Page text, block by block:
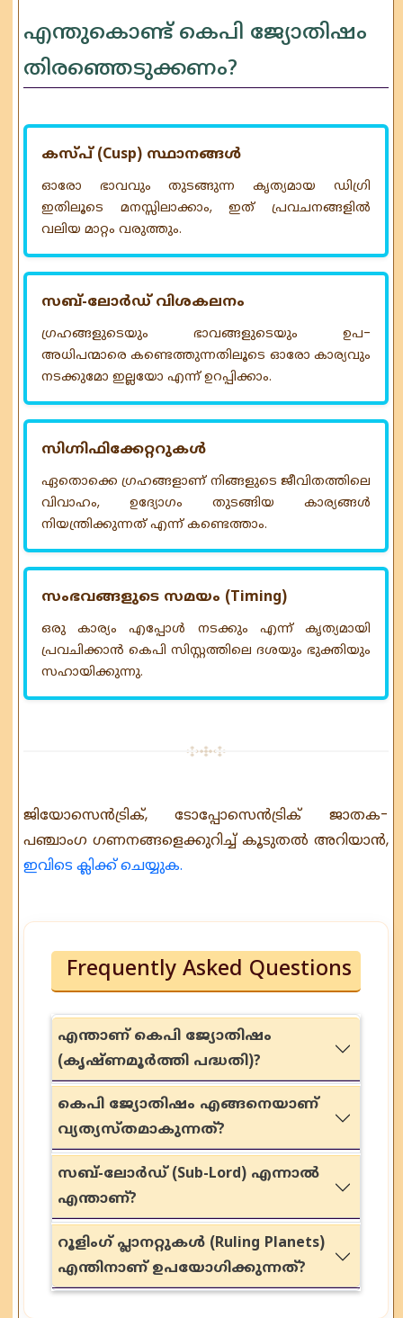
എന്തുകൊണ്ട് കെപി ജ്യോതിഷം
തിരഞ്ഞെടുക്കണം?
കസ്പ് (Cusp) സ്ഥാനങ്ങൾ
ഓരോ ഭാവവും തുടങ്ങുന്ന കൃത്യമായ ഡിഗ്രി
ഇതിലൂടെ മനസ്സിലാക്കാം, ഇത് പ്രവചനങ്ങളിൽ
വലിയ മാറ്റം വരുത്തും.
സബ്-ലോർഡ് വിശകലനം
ഗ്രഹങ്ങളുടെയും ഭാവങ്ങളുടെയും ഉപ-
അധിപന്മാരെ കണ്ടെത്തുന്നതിലൂടെ ഓരോ കാര്യവും
നടക്കുമോ ഇല്ലയോ എന്ന് ഉറപ്പിക്കാം.
സിഗ്നിഫിക്കേറ്ററുകൾ
ഏതൊക്കെ ഗ്രഹങ്ങളാണ് നിങ്ങളുടെ ജീവിതത്തിലെ
വിവാഹം, ഉദ്യോഗം തുടങ്ങിയ കാര്യങ്ങൾ
നിയന്ത്രിക്കുന്നത് എന്ന് കണ്ടെത്താം.
സംഭവങ്ങളുടെ സമയം (Timing)
ഒരു കാര്യം എപ്പോൾ നടക്കും എന്ന് കൃത്യമായി
പ്രവചിക്കാൻ കെപി സിസ്റ്റത്തിലെ ദശയും ഭുക്തിയും
സഹായിക്കുന്നു.
ജിയോസെൻട്രിക്, ടോപ്പോസെൻട്രിക് ജാതക-
പഞ്ചാംഗ ഗണനങ്ങളെക്കുറിച്ച് കൂടുതൽ അറിയാൻ,
ഇവിടെ ക്ലിക്ക് ചെയ്യുക.
Frequently Asked Questions
എന്താണ് കെപി ജ്യോതിഷം
(കൃഷ്ണമൂർത്തി പദ്ധതി)?
കെപി ജ്യോതിഷം എങ്ങനെയാണ്
വ്യത്യസ്തമാകുന്നത്?
സബ്-ലോർഡ് (Sub-Lord) എന്നാൽ
എന്താണ്?
റൂളിംഗ് പ്ലാനറ്റുകൾ (Ruling Planets)
എന്തിനാണ് ഉപയോഗിക്കുന്നത്?